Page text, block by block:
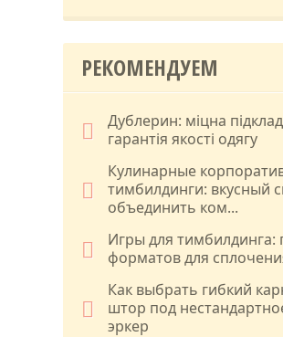
РЕКОМЕНДУЕМ
Дублерин: міцна
гарантія якості одягу
Кулинарные
тимбилдинги: вкусный
объединить ком...
Игры для тимбилдинга:
форматов для
Как выбрать гибкий
штор под
эркер